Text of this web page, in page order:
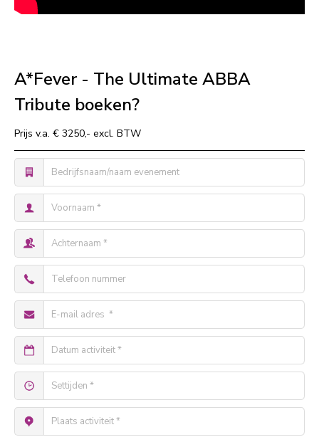
A*Fever - The Ultimate ABBA
Tribute boeken?
Prijs v.a. € 3250,- excl. BTW